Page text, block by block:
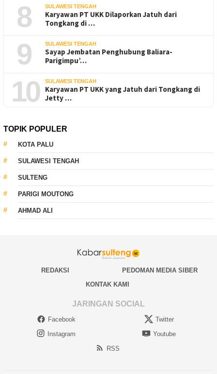
8 SULAWESI TENGAH
Karyawan PT UKK Dilaporkan Jatuh dari
Tongkang di …
9 SULAWESI TENGAH
Sayap Jembatan Penghubung Baliara-
Parigimpu’…
10 SULAWESI TENGAH
Karyawan PT UKK yang Jatuh dari Tongkang di
Jetty …
TOPIK POPULER
KOTA PALU
SULAWESI TENGAH
SULTENG
PARIGI MOUTONG
AHMAD ALI
REDAKSI
PEDOMAN MEDIA SIBER
KONTAK KAMI
JARINGAN SOCIAL
Facebook
Twitter
Instagram
Youtube
RSS